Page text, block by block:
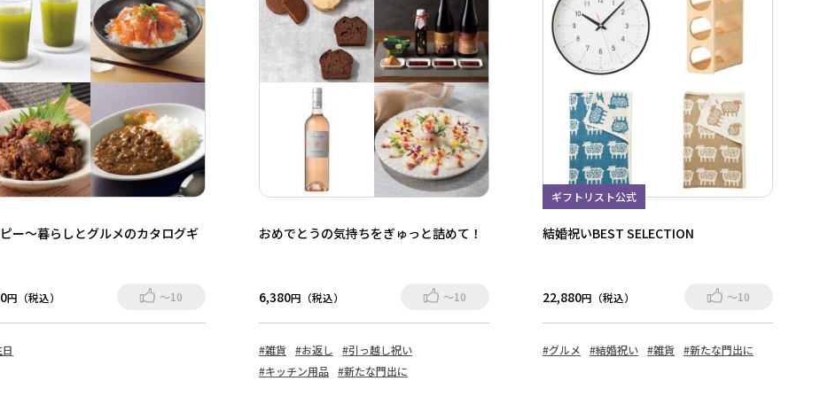
ー～暮らしとグルメのカタログギ
円（税込） ～10
おめでとうの気持ちをぎゅっと詰めて！
6,380円（税込） ～10
#雑貨 #お返し
#引っ越し祝い
#キッチン用品 #新たな門出に
ギフトリスト公式
結婚祝いBEST SELECTION
22,880円（税込） ～10
#グルメ #結婚祝い #雑貨 #新たな門出に